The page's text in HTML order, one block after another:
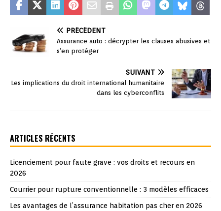
PRÉCÉDENT
Assurance auto : décrypter les clauses abusives et
s’en protéger
SUIVANT
Les implications du droit international humanitaire
dans les cyberconflits
ARTICLES RÉCENTS
Licenciement pour faute grave : vos droits et recours en
2026
Courrier pour rupture conventionnelle : 3 modèles efficaces
Les avantages de l’assurance habitation pas cher en 2026